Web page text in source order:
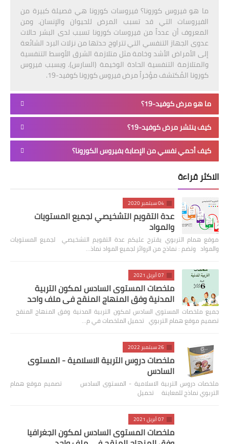
ما هو فيروس كورونا؟ فيروسات كورونا هي فصيلة كبيرة من
الفيروسات التي قد تسبب المرض للحيوان والإنسان. ومن
المعروف أن عدداً من فيروسات كورونا تسبب لدى البشر حالات
عدوى الجهاز التنفسي التي تتراوح حدتها من نزلات البرد الشائعة
إلى الأمراض الأشد وخامة مثل متلازمة الشرق الأوسط التنفسية
والمتلازمة التنفسية الحادة الوخيمة (السارس). ويسبب فيروس
كورونا المُكتشف مؤخراً مرض فيروس كورونا كوفيد-19.
ما هو مرض كوفيد-19؟
كيف ينتشر مرض كوفيد-19؟
كيف أحمي نفسي من الإصابة بفيروس الكورونا؟
الاكثر قراءة
04 سبتمبر 2020
عدة التقويم التشخيصي لجميع المستويات
والمواد
موقع همام التربوي يقترح عليكم عدة التقويم التشخيصي لجميع المستويات
والمواد وتضم : نماذج من الروائز لجميع المواد نماذ…
07 أبريل 2021
ملخصات المستوى السادس لمكون التربية
المدنية وفق المنهاج المنقح في ملف واحد
جميع ملخصات المستوى السادس لمكون التربية المدنية وفق المنهاج المنقح
تصميم موقع همام التربوي تحميل الملخصات في م…
26 سبتمبر 2022
ملخصات دروس التربية الاسلامية - المستوى
السادس
ملخصات دروس التربية الاسلامية - المستوى السادس تصميم موقع همام
التربوي نماذج للمعاينة تحميل
07 أبريل 2021
ملخصات المستوى السادس لمكون الجغرافيا